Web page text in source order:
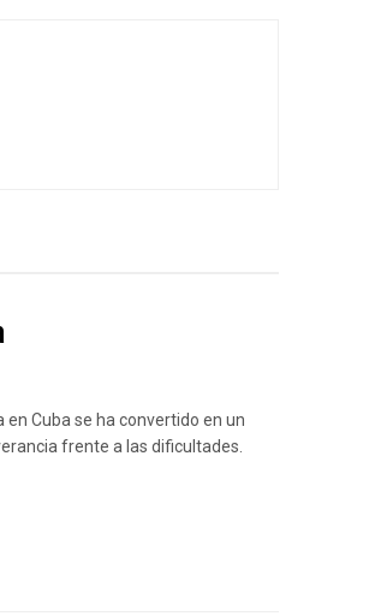
en Cuba se ha convertido en un
frente a las dificultades.